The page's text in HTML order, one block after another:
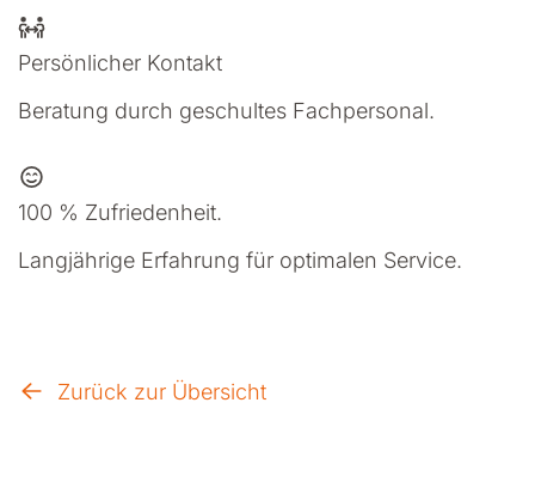
Persönlicher Kontakt
Beratung durch geschultes Fachpersonal.
100 % Zufriedenheit.
Langjährige Erfahrung für optimalen Service.
Zurück zur Übersicht